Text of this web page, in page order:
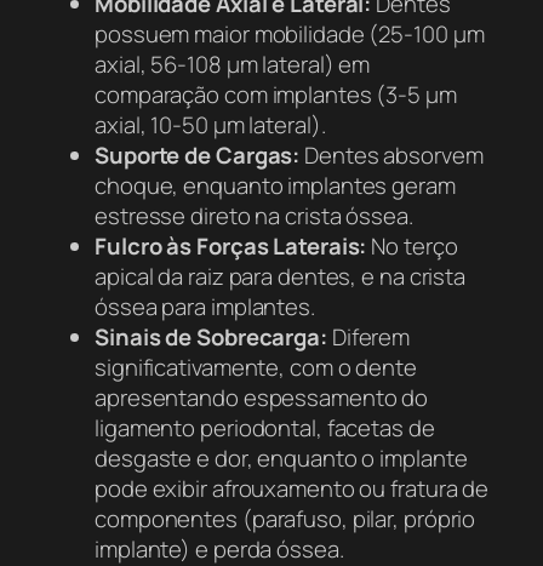
possuem maior mobilidade (25-100 µm
axial, 56-108 µm lateral) em
comparação com implantes (3-5 µm
axial, 10-50 µm lateral).
Suporte de Cargas: Dentes absorvem
choque, enquanto implantes geram
estresse direto na crista óssea.
Fulcro às Forças Laterais: No terço
apical da raiz para dentes, e na crista
óssea para implantes.
Sinais de Sobrecarga: Diferem
significativamente, com o dente
apresentando espessamento do
ligamento periodontal, facetas de
desgaste e dor, enquanto o implante
pode exibir afrouxamento ou fratura de
componentes (parafuso, pilar, próprio
implante) e perda óssea.